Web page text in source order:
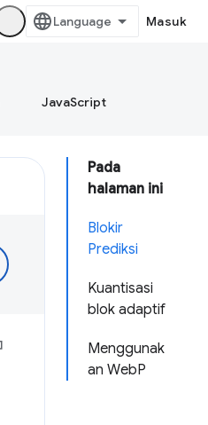
Masuk
JavaScript
Pada
halaman ini
Blokir
Prediksi
Kuantisasi
blok adaptif
Menggunak
an WebP